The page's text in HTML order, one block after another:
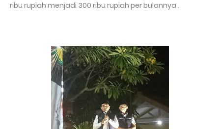
ribu rupiah menjadi 300 ribu rupiah per bulannya .